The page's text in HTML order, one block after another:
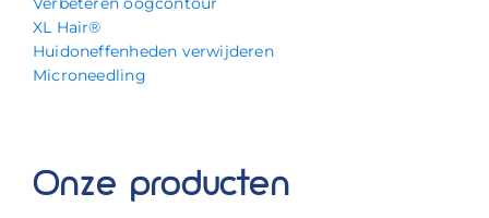
XL Hair®
Huidoneffenheden verwijderen
Microneedling
Onze producten